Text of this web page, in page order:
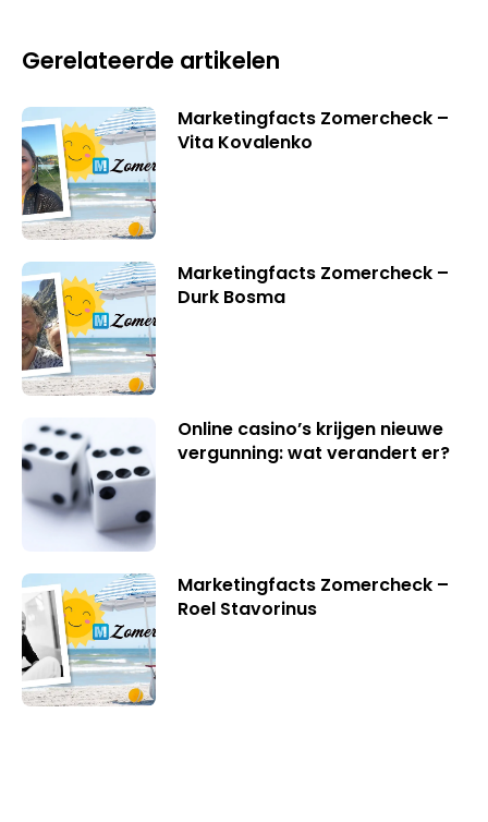
Gerelateerde artikelen
Marketingfacts Zomercheck –
Vita Kovalenko
Marketingfacts Zomercheck –
Durk Bosma
Online casino’s krijgen nieuwe
vergunning: wat verandert er?
Marketingfacts Zomercheck –
Roel Stavorinus